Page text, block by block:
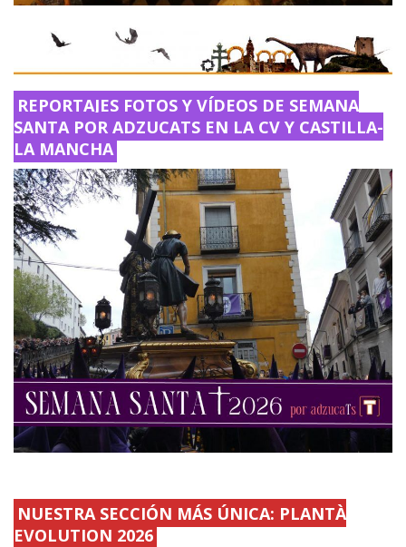
REPORTAJES FOTOS Y VÍDEOS DE SEMANA
SANTA POR ADZUCATS EN LA CV Y CASTILLA-
LA MANCHA
NUESTRA SECCIÓN MÁS ÚNICA: PLANTÀ
EVOLUTION 2026